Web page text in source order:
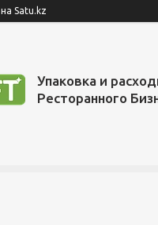
на Satu.kz
Упаковка и
Ресторанного